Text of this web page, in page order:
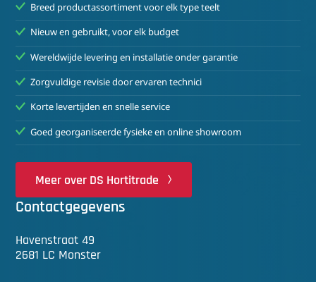
Breed productassortiment voor elk type teelt
Nieuw en gebruikt, voor elk budget
Wereldwijde levering en installatie onder garantie
Zorgvuldige revisie door ervaren technici
Korte levertijden en snelle service
Goed georganiseerde fysieke en online showroom
Meer over DS Hortitrade
Contactgegevens
Havenstraat 49
2681 LC Monster